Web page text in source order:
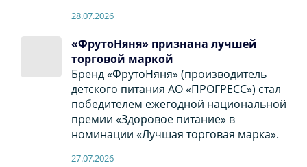
28.07.2026
«ФрутоНяня» признана лучшей
торговой маркой
Бренд «ФрутоНяня» (производитель
детского питания АО «ПРОГРЕСС») стал
победителем ежегодной национальной
премии «Здоровое питание» в
номинации «Лучшая торговая марка».
27.07.2026